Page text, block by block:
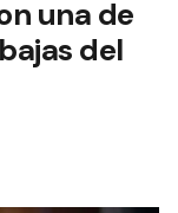
una de
del